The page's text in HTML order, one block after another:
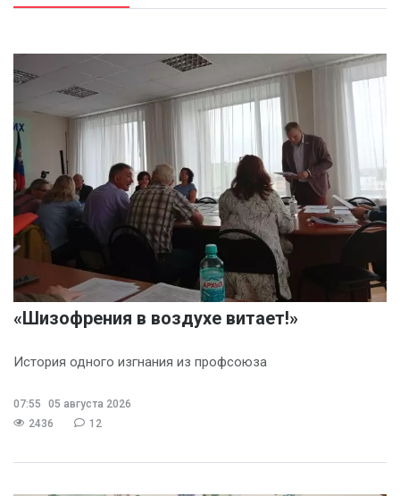
«Шизофрения в воздухе витает!»
История одного изгнания из профсоюза
07:55
05 августа 2026
2436
12